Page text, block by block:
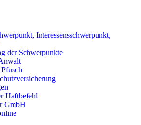
Interessensschwerpunkt,
der Schwerpunkte
Haftbefehl
GmbH